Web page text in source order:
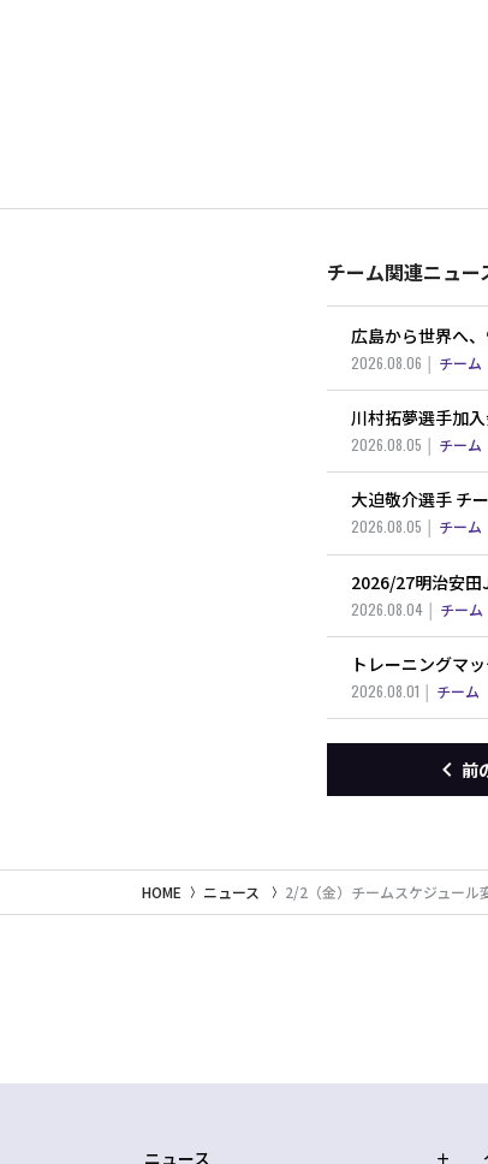
チーム関連ニュー
広島から世界へ
2026.08.06 チーム
川村拓夢選手加
2026.08.05 チーム
大迫敬介選手 チ
2026.08.05 チーム
2026/27明治安田
2026.08.04 チーム
トレーニングマ
2026.08.01 チーム
前
HOME ニュース 2/2（金）チームスケジュール
ニュース